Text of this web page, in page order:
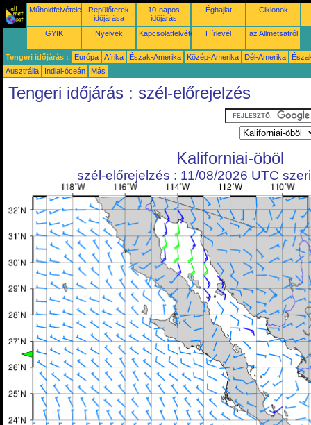
Műholdfelvételek
Repülőterek
időjárása
10-napos
időjárás
Éghajlat Ciklonok
GYIK Nyelvek Kapcsolatfelvétel Hírlevél az Allmetsatról
Tengeri időjárás : Európa Afrika Észak-Amerika Közép-Amerika Dél-Amerika
Ausztrália
Indiai-óceán Más
Tengeri időjárás : szél-előrejelzés
Kaliforniai-öböl
szél-előrejelzés : 11/08/2026 UTC